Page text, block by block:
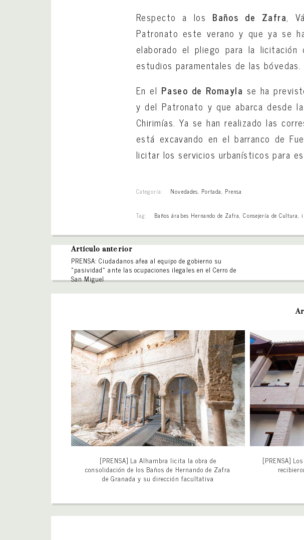
Respecto a los Baños de Zafra,
Patronato este verano y que ya se
elaborado el pliego para la
estudios paramentales de las bóvedas.
En el Paseo de Romayla se ha
y del Patronato y que abarca desde
Chirimías. Ya se han realizado las
está excavando en el barranco de
licitar los servicios urbanísticos para
Categoría: Novedades, Portada, Prensa
Tag: Baños árabes Hernando de Zafra,Consejería de Cultura,
Artículo anterior
PRENSA: Ciudadanos afea al equipo de gobierno su
«pasividad» ante las ocupaciones ilegales en el Cerro de
San Miguel
[PRENSA] La Alhambra licita la obra de
consolidación de los Baños de Hernando de Zafra
de Granada y su dirección facultativa
[PRENSA]